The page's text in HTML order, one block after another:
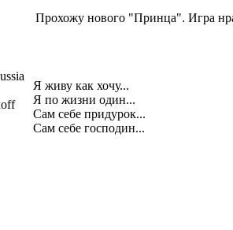
Прохожу нового "Принца". Игра
Я живу как хочу...
Я по жизни один...
Сам себе придурок...
Сам себе господин...